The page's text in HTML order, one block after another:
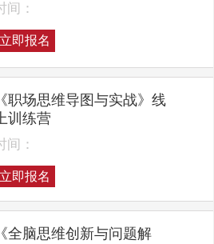
间：
立即报名
《职场思维导图与实战》线
上训练营
间：
立即报名
《全脑思维创新与问题解